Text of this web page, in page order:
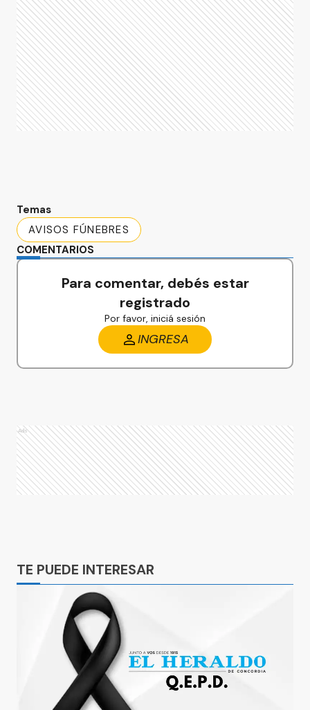
Temas
AVISOS FÚNEBRES
COMENTARIOS
Para comentar, debés estar
registrado
Por favor, iniciá sesión
INGRESA
Ads
TE PUEDE INTERESAR